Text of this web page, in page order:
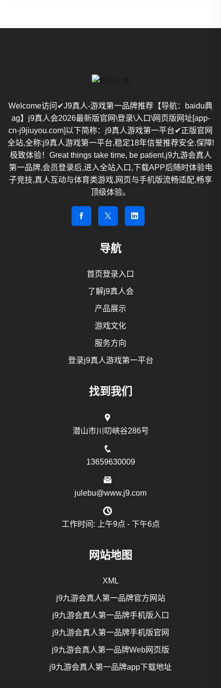
Welcome访问✔J9真人-游戏第一品牌推荐【导航：baidu典
ag】j9真人会2026最新版官网\登录\入口\网页版网址[app-
cn-j9jiuyou.com]以下简称：j9真人游戏第一平台✔正版官网
全站,全称:j9真人游戏第一平台,稳定18年信誉推荐安全.保障!
极致体验！Great things take time, be patient.j9九游会真人
第一品牌,会员登录后,进入全站入口,下载APP后随时体验电
子竞技,真人互动与体育类游戏,网页与手机版流畅适配,畅享
顶级体验。
导航
首页登录入口
了解j9真人会
产品展示
游戏文化
服务方向
登录j9真人游戏第一平台
找到我们
潜山市川叨峡谷286号
13659630009
julebu@www.j9.com
工作时间: 上午9点 - 下午6点
网站地图
XML
j9九游会真人第一品牌官方网站
j9九游会真人第一品牌手机版入口
j9九游会真人第一品牌手机版官网
j9九游会真人第一品牌Web网页版
j9九游会真人第一品牌app下载地址